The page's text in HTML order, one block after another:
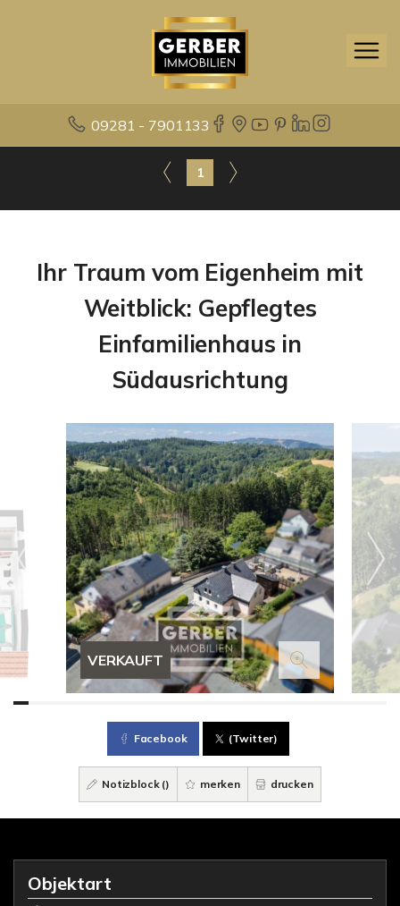
09281 - 7901133
1
Ihr Traum vom Eigenheim mit
Weitblick: Gepflegtes
Einfamilienhaus in
Südausrichtung
VERKAUFT
Facebook (Twitter)
Notizblock () merken drucken
Objektart